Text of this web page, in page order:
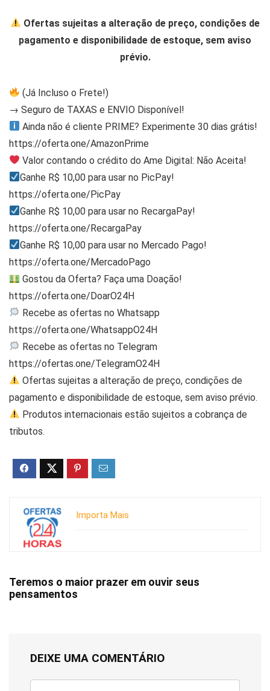
Ofertas sujeitas a alteração de preço, condições de
pagamento e disponibilidade de estoque, sem aviso
prévio.
(Já Incluso o Frete!)
→ Seguro de TAXAS e ENVIO Disponível!
Ainda não é cliente PRIME? Experimente 30 dias grátis!
https://oferta.one/AmazonPrime
Valor contando o crédito do Ame Digital: Não Aceita!
Ganhe R$ 10,00 para usar no PicPay!
https://oferta.one/PicPay
Ganhe R$ 10,00 para usar no RecargaPay!
https://oferta.one/RecargaPay
Ganhe R$ 10,00 para usar no Mercado Pago!
https://oferta.one/MercadoPago
Gostou da Oferta? Faça uma Doação!
https://oferta.one/DoarO24H
Recebe as ofertas no Whatsapp
https://oferta.one/WhatsappO24H
Recebe as ofertas no Telegram
https://ofertas.one/TelegramO24H
Ofertas sujeitas a alteração de preço, condições de
pagamento e disponibilidade de estoque, sem aviso prévio.
Produtos internacionais estão sujeitos a cobrança de
tributos.
Importa Mais
Teremos o maior prazer em ouvir seus
pensamentos
DEIXE UMA COMENTÁRIO